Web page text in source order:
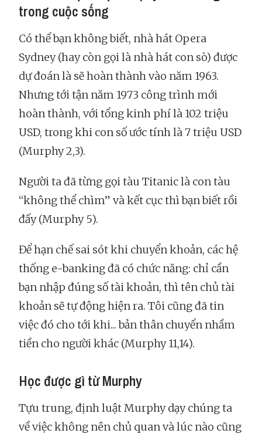
trong cuộc sống
Có thể bạn không biết, nhà hát Opera
Sydney (hay còn gọi là nhà hát con sò) được
dự đoán là sẽ hoàn thành vào năm 1963.
Nhưng tới tận năm 1973 công trình mới
hoàn thành, với tổng kinh phí là 102 triệu
USD, trong khi con số ước tính là 7 triệu USD
(Murphy 2,3).
Người ta đã từng gọi tàu Titanic là con tàu
“không thể chìm” và kết cục thì bạn biết rồi
đấy (Murphy 5).
Để hạn chế sai sót khi chuyển khoản, các hệ
thống e-banking đã có chức năng: chỉ cần
bạn nhập đúng số tài khoản, thì tên chủ tài
khoản sẽ tự động hiện ra. Tôi cũng đã tin
việc đó cho tới khi... bản thân chuyển nhầm
tiền cho người khác (Murphy 11,14).
Học được gì từ Murphy
Tựu trung, định luật Murphy dạy chúng ta
về việc không nên chủ quan và lúc nào cũng